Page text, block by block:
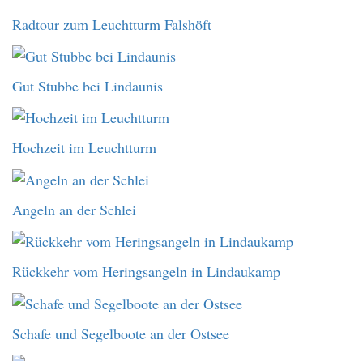
Radtour zum Leuchtturm Falshöft
Gut Stubbe bei Lindaunis
Hochzeit im Leuchtturm
Angeln an der Schlei
Rückkehr vom Heringsangeln in Lindaukamp
Schafe und Segelboote an der Ostsee